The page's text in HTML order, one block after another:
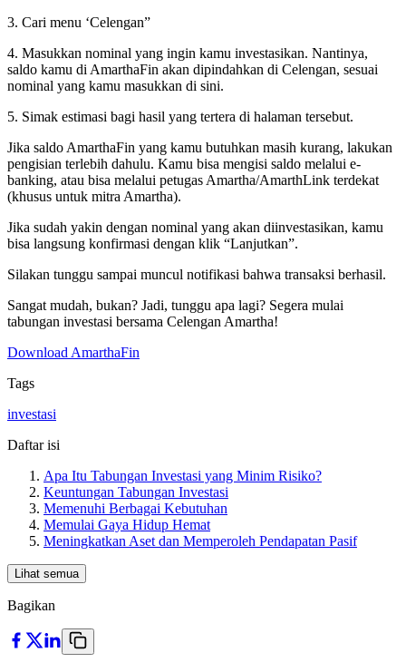
3. Cari menu ‘Celengan”
4. Masukkan nominal yang ingin kamu investasikan. Nantinya,
saldo kamu di AmarthaFin akan dipindahkan di Celengan, sesuai
nominal yang kamu masukkan di sini.
5. Simak estimasi bagi hasil yang tertera di halaman tersebut.
Jika saldo AmarthaFin yang kamu butuhkan masih kurang, lakukan
pengisian terlebih dahulu. Kamu bisa mengisi saldo melalui e-
banking, atau bisa melalui petugas Amartha/AmarthLink terdekat
(khusus untuk mitra Amartha).
Jika sudah yakin dengan nominal yang akan diinvestasikan, kamu
bisa langsung konfirmasi dengan klik “Lanjutkan”.
Silakan tunggu sampai muncul notifikasi bahwa transaksi berhasil.
Sangat mudah, bukan? Jadi, tunggu apa lagi? Segera mulai
tabungan investasi bersama Celengan Amartha!
Download AmarthaFin
Tags
investasi
Daftar isi
Apa Itu Tabungan Investasi yang Minim Risiko?
Keuntungan Tabungan Investasi
Memenuhi Berbagai Kebutuhan
Memulai Gaya Hidup Hemat
Meningkatkan Aset dan Memperoleh Pendapatan Pasif
Lihat semua
Bagikan